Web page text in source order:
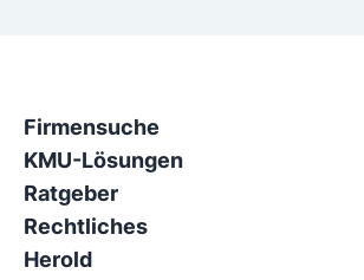
Firmensuche
KMU-Lösungen
Ratgeber
Rechtliches
Herold